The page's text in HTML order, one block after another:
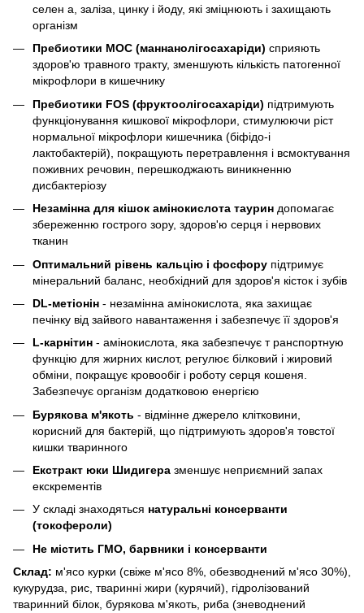
селен а, заліза, цинку і йоду, які зміцнюють і захищають
організм
Пребиотики МОС (маннанолігосахаріди) сприяють
здоров'ю травного тракту, зменшують кількість патогенної
мікрофлори в кишечнику
Пребиотики FOS (фруктоолігосахаріди) підтримують
функціонування кишкової мікрофлори, стимулюючи ріст
нормальної мікрофлори кишечника (біфідо-і
лактобактерій), покращують перетравлення і всмоктування
поживних речовин, перешкоджають виникненню
дисбактеріозу
Незамінна для кішок амінокислота таурин допомагає
збереженню гострого зору, здоров'ю серця і нервових
тканин
Оптимальний рівень кальцію і фосфору підтримує
мінеральний баланс, необхідний для здоров'я кісток і зубів
DL-метіонін - незамінна амінокислота, яка захищає
печінку від зайвого навантаження і забезпечує її здоров'я
L-карнітин - амінокислота, яка забезпечує т ранспортную
функцію для жирних кислот, регулює білковий і жировий
обміни, покращує кровообіг і роботу серця кошеня.
Забезпечує організм додатковою енергією
Бурякова м'якоть - відмінне джерело клітковини,
корисний для бактерій, що підтримують здоров'я товстої
кишки тваринного
Екстракт юки Шидигера зменшує неприємний запах
екскрементів
У складі знаходяться натуральні консерванти
(токофероли)
Не містить ГМО, барвники і консерванти
Склад: м'ясо курки (свіже м'ясо 8%, обезводнений м'ясо 30%),
кукурудза, рис, тваринні жири (курячий), гідролізований
тваринний білок, бурякова м'якоть, риба (зневоднений